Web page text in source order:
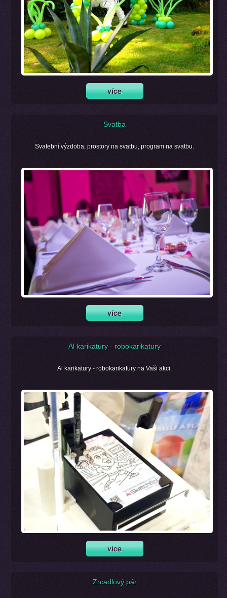
Svatba
Svatební výzdoba, prostory na svatbu, program na svatbu.
Al karikatury - robokarikatury
Al karikatury - robokarikatury na Vaši akci.
Zrcadlový pár